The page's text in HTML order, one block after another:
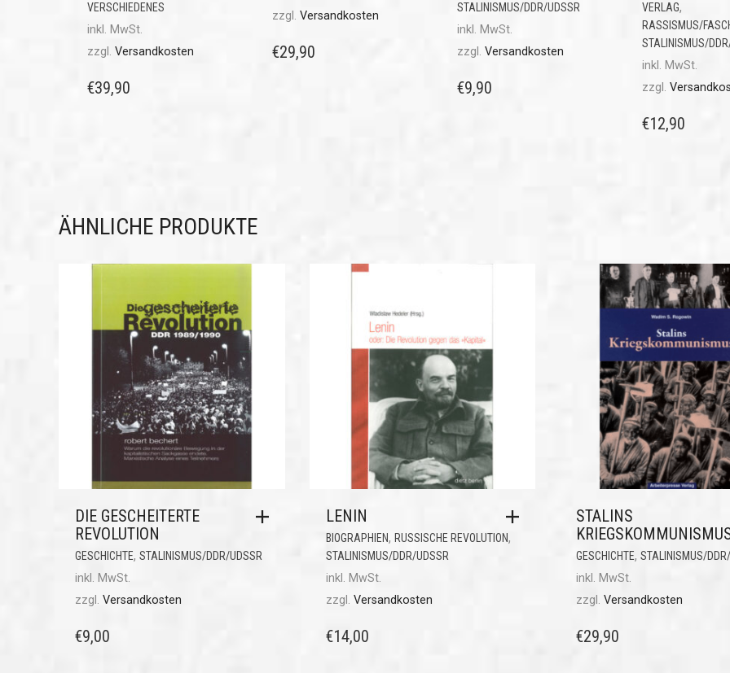
VERSCHIEDENES
inkl. MwSt.
zzgl. Versandkosten
€39,90
zzgl. Versandkosten
€29,90
STALINISMUS/DDR/UDSSR
inkl. MwSt.
zzgl. Versandkosten
€9,90
VERLAG,
RASSISMUS/
STALINISMUS/
inkl. MwSt.
zzgl.
€12,90
ÄHNLICHE PRODUKTE
DIE GESCHEITERTE
REVOLUTION
GESCHICHTE, STALINISMUS/DDR/UDSSR
inkl. MwSt.
zzgl. Versandkosten
€9,00
LENIN
BIOGRAPHIEN, RUSSISCHE REVOLUTION,
STALINISMUS/DDR/UDSSR
inkl. MwSt.
zzgl. Versandkosten
€14,00
STALINS
GESCHICHTE, STALINISMUS/
inkl. MwSt.
zzgl. Versandkosten
€29,90